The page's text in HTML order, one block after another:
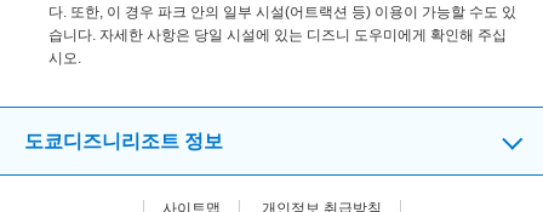
다. 또한, 이 경우 파크 안의 일부 시설(어트랙션 등) 이용이 가능할 수도 있
습니다. 자세한 사항은 당일 시설에 있는 디즈니 도우미에게 확인해 주십
시오.
도쿄디즈니리조트 정보